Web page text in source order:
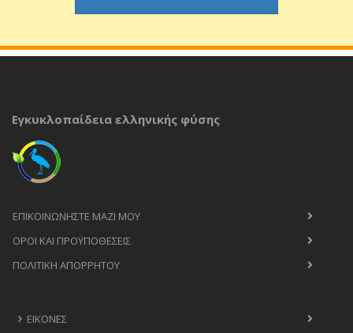
Εγκυκλοπαίδεια ελληνικής φύσης
ΕΠΙΚΟΙΝΩΝΉΣΤΕ ΜΑΖΊ ΜΟΥ
ΟΡΟΙ ΚΑΙ ΠΡΟΫΠΟΘΈΣΕΙΣ
ΠΟΛΙΤΙΚΉ ΑΠΟΡΡΉΤΟΥ
ΕΙΚΌΝΕΣ